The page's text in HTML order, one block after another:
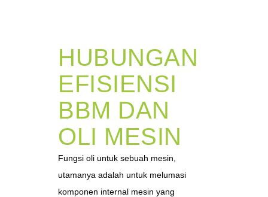
HUBUNGAN
EFISIENSI
BBM DAN
OLI MESIN
Fungsi oli untuk sebuah mesin,
utamanya adalah untuk melumasi
komponen internal mesin yang